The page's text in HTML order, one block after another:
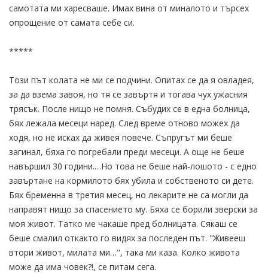
самотата ми харесваше. Имах вина от миналото и търсех
опрощение от самата себе си.
*****
Този път колата не ми се подчини. Опитах се да я овладея,
за да взема завоя, но тя се завъртя и тогава чух ужасния
трясък. После нищо не помня. Събудих се в една болница,
бях лежала месеци наред. След време отново можех да
ходя, но не исках да живея повече. Съпругът ми беше
загинал, бяха го погребали преди месеци. А още не беше
навършил 30 години.…Но това не беше най-лошото - с едно
завъртане на кормилото бях убила и собственото си дете.
Бях бременна в третия месец, но лекарите не са могли да
направят нищо за спасението му. Бяха се борили зверски за
моя живот. Татко ме чакаше пред болницата. Сякаш се
беше смалил откакто го видях за последен път. "Живееш
втори живот, милата ми…", така ми каза. Колко живота
може да има човек?!, се питам сега.